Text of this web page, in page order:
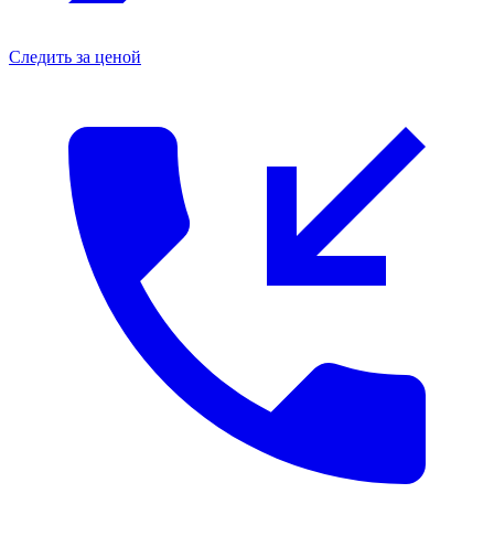
Следить за ценой